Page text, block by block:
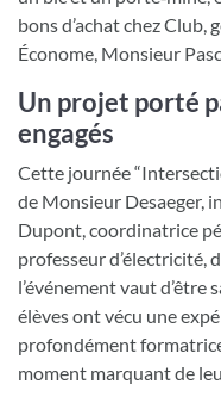
bons d’achat chez
Économe, Monsieur
Un projet porté
engagés
Cette journée
de Monsieur Desaeger,
Dupont, coordinatrice
professeur d’électricité,
l’événement vaut d’être
élèves ont vécu une
profondément
moment marquant de